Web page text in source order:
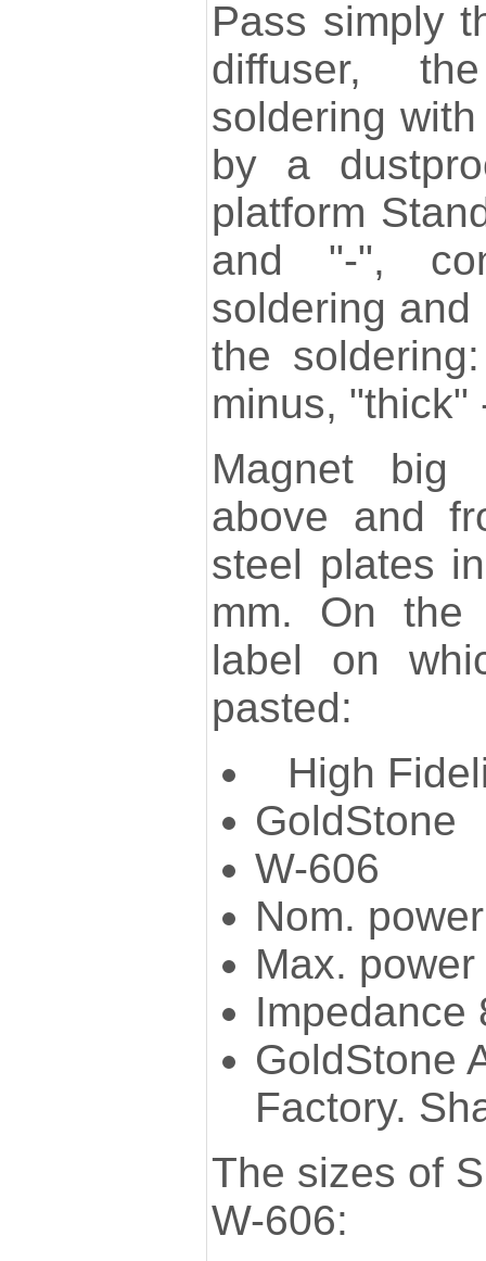
Pass simply
diffuser,
soldering
by a
platform
and "-",
soldering
the
minus, "thick"
Magnet big
above and
steel plates
mm. On the
label on
pasted:
High
GoldStone
W-606
Nom.
Max.
Impedance
GoldStone
Factory.
The sizes of
W-606: